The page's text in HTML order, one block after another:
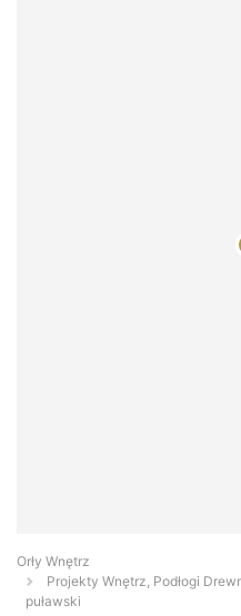
Orły Wnętrz
Projekty Wnętrz, Podłogi
puławski